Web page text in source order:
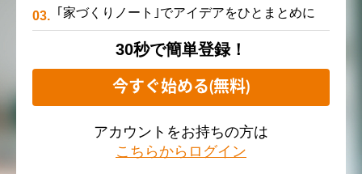
｢家づくりノート｣でアイデアをひとまとめに
30秒で簡単登録！
今すぐ始める(無料)
アカウントをお持ちの方は
こちらからログイン